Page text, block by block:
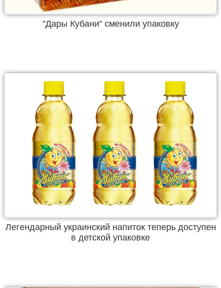
"Дары Кубани" сменили упаковку
Легендарный украинский напиток теперь доступен
в детской упаковке